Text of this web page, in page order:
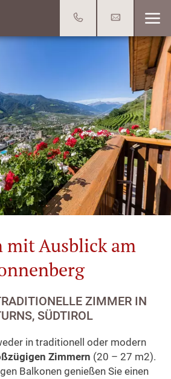
mit Ausblick am
ZIMMER IN
SÜDTIROL
in traditionell oder modern
Zimmern (20 – 27 m2).
Balkonen genießen Sie einen